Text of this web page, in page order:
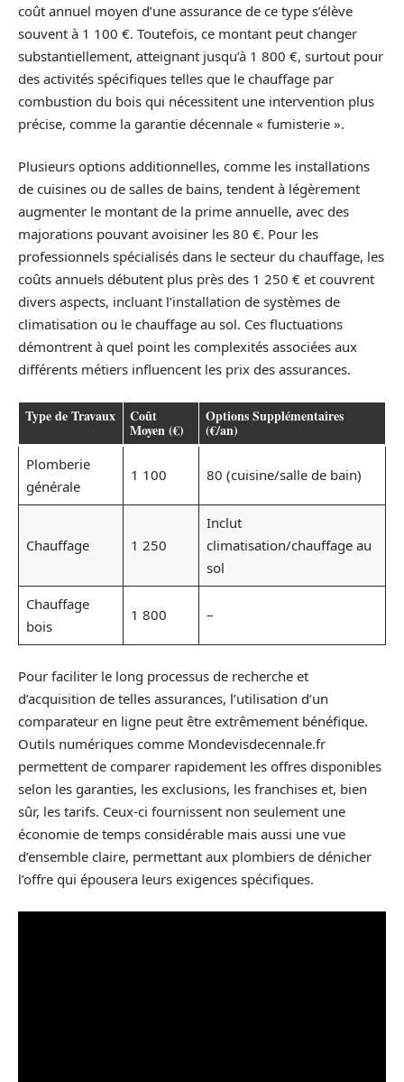
coût annuel moyen d’une assurance de ce type s’élève
souvent à 1 100 €. Toutefois, ce montant peut changer
substantiellement, atteignant jusqu’à 1 800 €, surtout pour
des activités spécifiques telles que le chauffage par
combustion du bois qui nécessitent une intervention plus
précise, comme la garantie décennale « fumisterie ».
Plusieurs options additionnelles, comme les installations
de cuisines ou de salles de bains, tendent à légèrement
augmenter le montant de la prime annuelle, avec des
majorations pouvant avoisiner les 80 €. Pour les
professionnels spécialisés dans le secteur du chauffage, les
coûts annuels débutent plus près des 1 250 € et couvrent
divers aspects, incluant l’installation de systèmes de
climatisation ou le chauffage au sol. Ces fluctuations
démontrent à quel point les complexités associées aux
différents métiers influencent les prix des assurances.
Type de Travaux Coût
Moyen (€)
Options Supplémentaires
(€/an)
Plomberie
générale
1 100 80 (cuisine/salle de bain)
Chauffage 1 250
Inclut
climatisation/chauffage au
sol
Chauffage
bois
1 800 –
Pour faciliter le long processus de recherche et
d’acquisition de telles assurances, l’utilisation d’un
comparateur en ligne peut être extrêmement bénéfique.
Outils numériques comme Mondevisdecennale.fr
permettent de comparer rapidement les offres disponibles
selon les garanties, les exclusions, les franchises et, bien
sûr, les tarifs. Ceux-ci fournissent non seulement une
économie de temps considérable mais aussi une vue
d’ensemble claire, permettant aux plombiers de dénicher
l’offre qui épousera leurs exigences spécifiques.